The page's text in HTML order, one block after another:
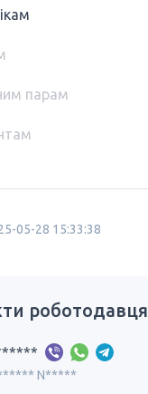
парам
05-28 15:33:38
роботодавця
N*****